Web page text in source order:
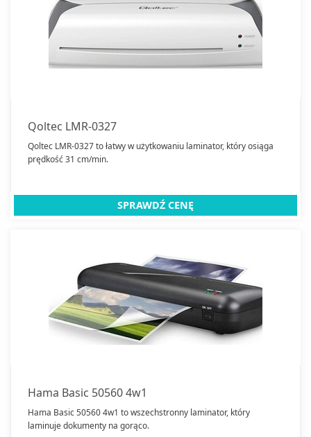
Qoltec LMR-0327
Qoltec LMR-0327 to łatwy w użytkowaniu laminator, który osiąga
prędkość 31 cm/min.
SPRAWDŹ CENĘ
Hama Basic 50560 4w1
Hama Basic 50560 4w1 to wszechstronny laminator, który
laminuje dokumenty na gorąco.